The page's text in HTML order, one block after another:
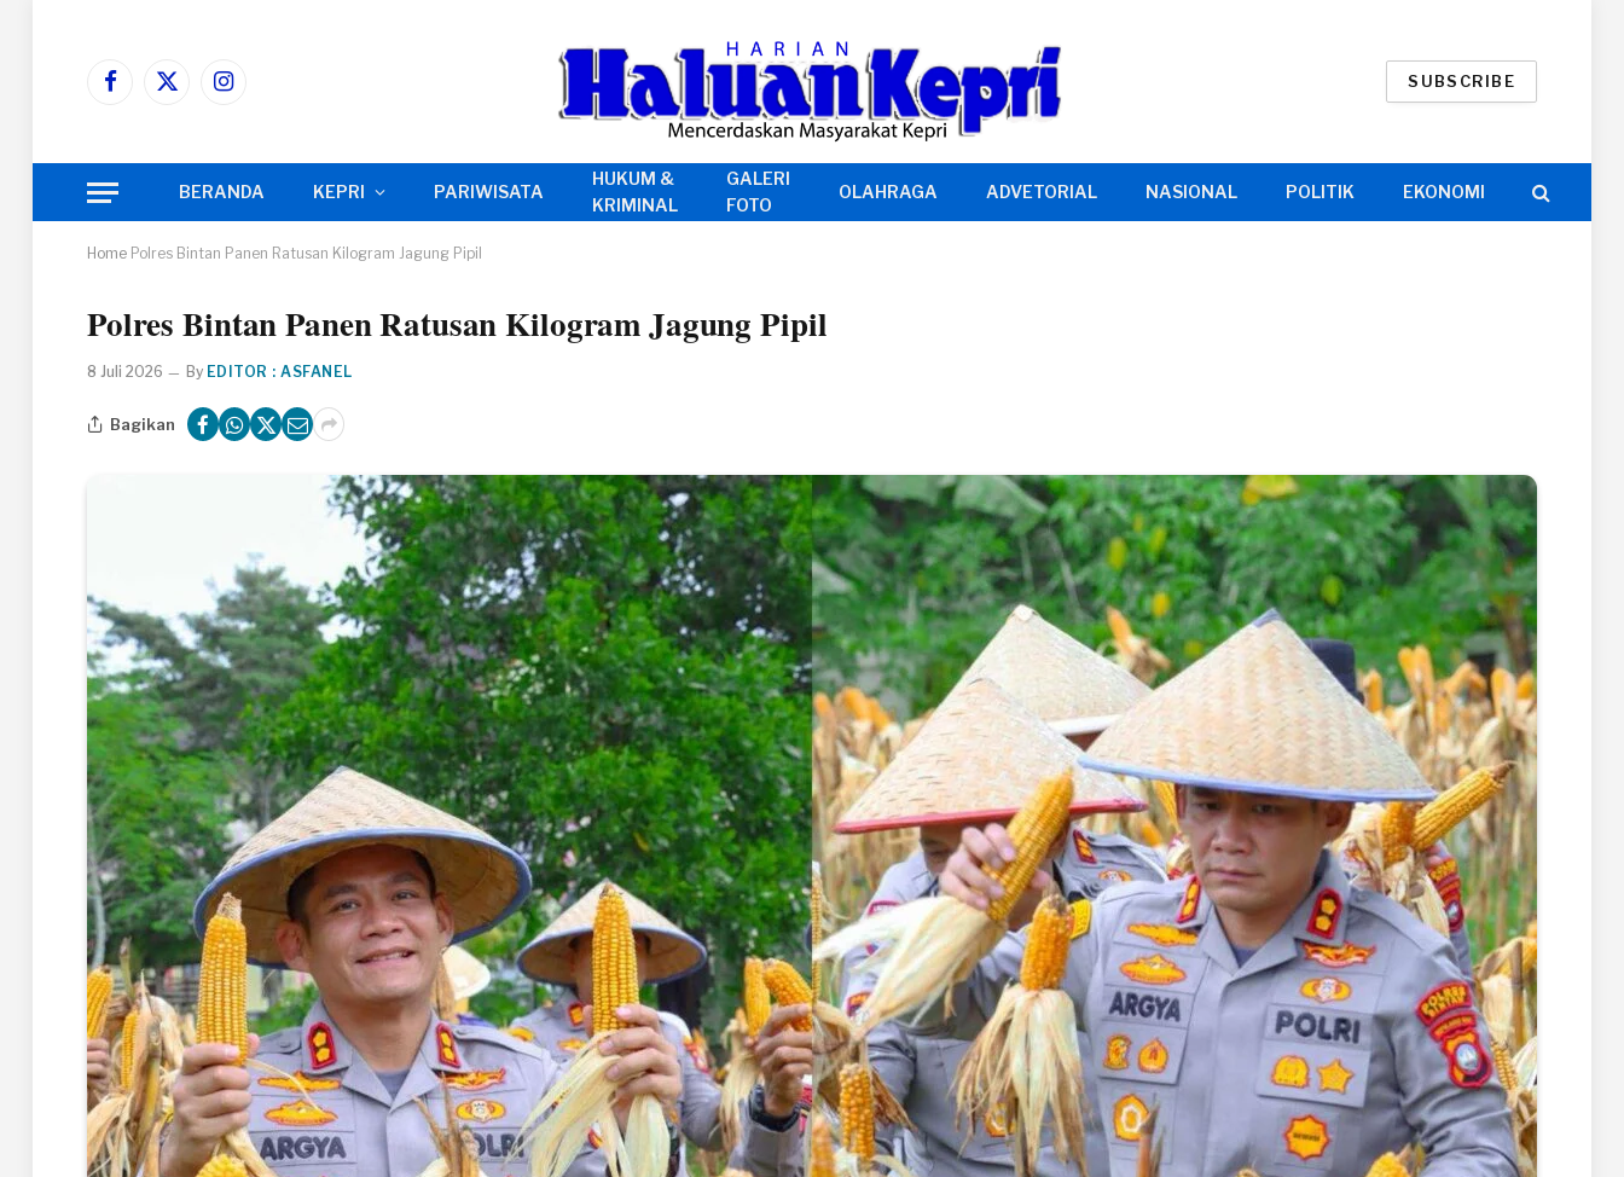
Facebook
X
Instagram
SUBSCRIBE
BERANDA KEPRI PARIWISATA
HUKUM &
KRIMINAL
GALERI
FOTO
OLAHRAGA ADVETORIAL NASIONAL POLITIK EKONOMI
Home Polres Bintan Panen Ratusan Kilogram Jagung Pipil
Polres Bintan Panen Ratusan Kilogram Jagung Pipil
8 Juli 2026 By EDITOR : ASFANEL
Bagikan